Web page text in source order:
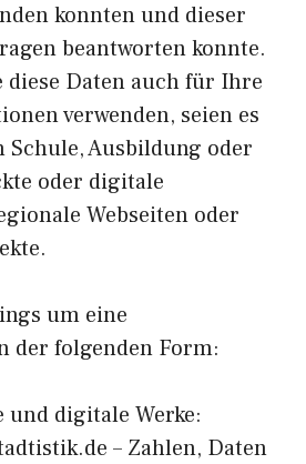
konnten und dieser
beantworten konnte.
diese Daten auch für Ihre
verwenden, seien es
Schule, Ausbildung oder
oder digitale
Webseiten oder
um eine
der folgenden Form:
und digitale Werke:
– Zahlen, Daten